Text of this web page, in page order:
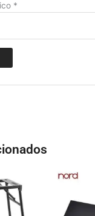
*
precio
88,00